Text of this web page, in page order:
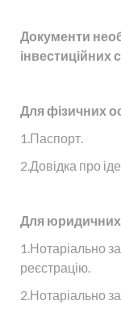
Документи
інвестиційних
Для фізичних
1.Паспорт.
2.Довідка про
Для юридичних
1.Нотаріально
реєстрацію.
2.Нотаріально